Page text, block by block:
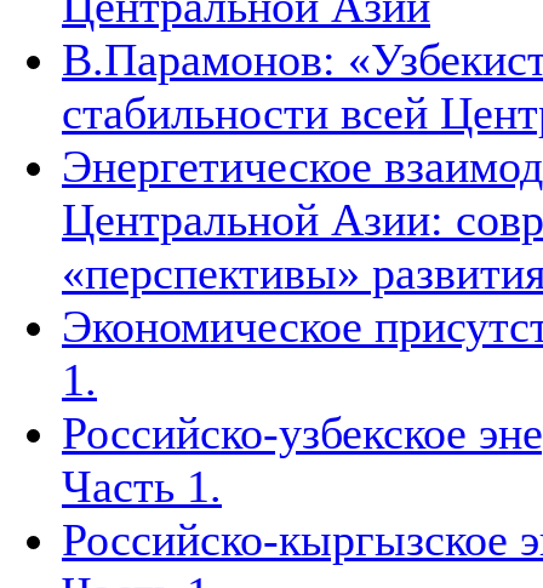
В.Парамонов:
стабильности всей
Энергетическое
Центральной Азии:
«перспективы»
Экономическое
1.
Российско-узбекское
Часть 1.
Российско-кыргызское